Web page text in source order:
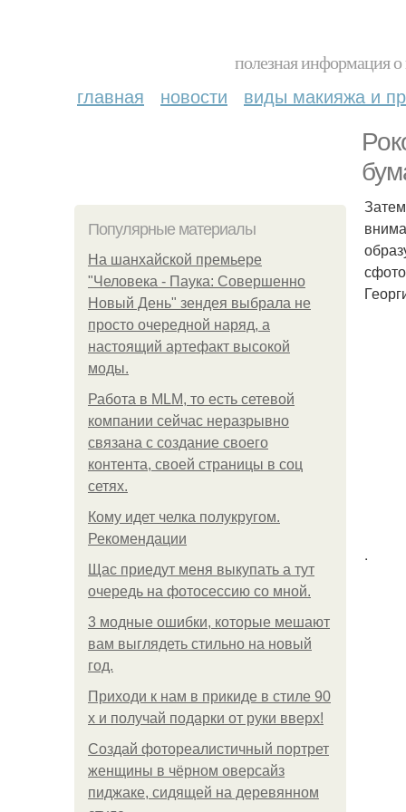
полезная информация
главная новости виды макияжа и
Популярные материалы
На шанхайской премьере
"Человека - Паука: Совершенно
Новый День" зендея выбрала не
просто очередной наряд, а
настоящий артефакт высокой
моды.
Работа в MLM, то есть сетевой
компании сейчас неразрывно
связана с создание своего
контента, своей страницы в соц
сетях.
Кому идет челка полукругом.
Рекомендации
Щас приедут меня выкупать а тут
очередь на фотосессию со мной.
3 модные ошибки, которые мешают
вам выглядеть стильно на новый
год.
Приходи к нам в прикиде в стиле 90
х и получай подарки от руки вверх!
Создай фотореалистичный портрет
женщины в чёрном оверсайз
пиджаке, сидящей на деревянном
.